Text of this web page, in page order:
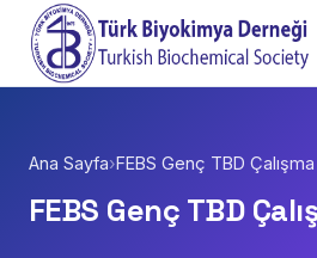
Ana Sayfa›FEBS Genç TBD
FEBS Genç TBD